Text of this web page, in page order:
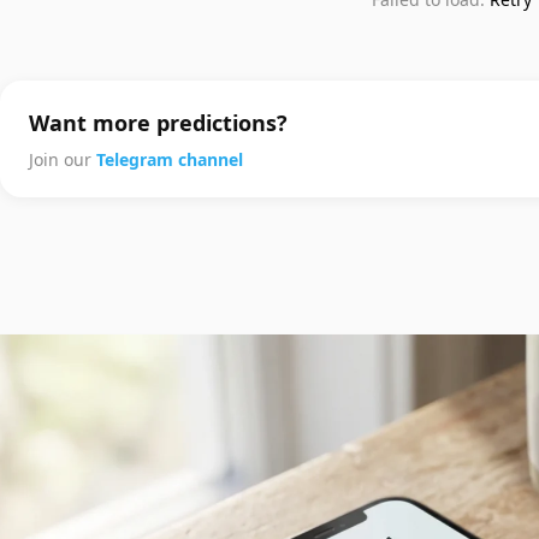
Want more predictions?
Join our Telegram channel